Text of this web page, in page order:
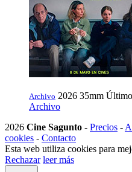
Archivo 2026 35mm
Archivo
2026 Cine Sagunto - Precios -
cookies - Contacto
Esta web utiliza cookies para
Rechazar leer más